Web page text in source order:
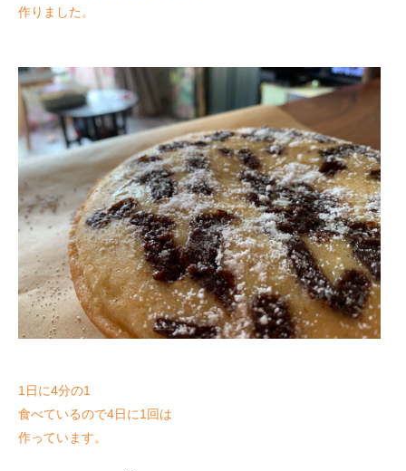
作りました。
1日に4分の1
食べているので4日に1回は
作っています。